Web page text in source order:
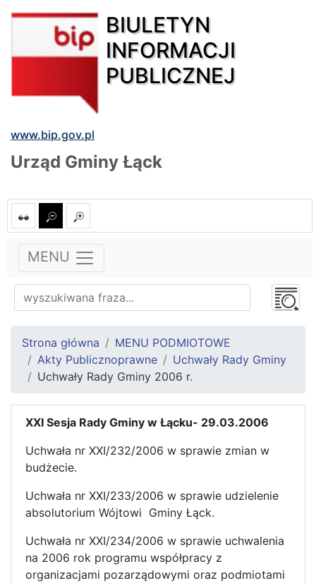
BIULETYN
INFORMACJI
PUBLICZNEJ
www.bip.gov.pl
Urząd Gminy Łąck
MENU
Strona główna
MENU PODMIOTOWE
Akty Publicznoprawne
Uchwały Rady Gminy
Uchwały Rady Gminy 2006 r.
XXI Sesja Rady Gminy w Łącku- 29.03.2006
Uchwała nr XXI/232/2006 w sprawie zmian w
budżecie.
Uchwała nr XXI/233/2006 w sprawie udzielenie
absolutorium Wójtowi Gminy Łąck.
Uchwała nr XXI/234/2006 w sprawie uchwalenia
na 2006 rok programu współpracy z
organizacjami pozarządowymi oraz podmiotami